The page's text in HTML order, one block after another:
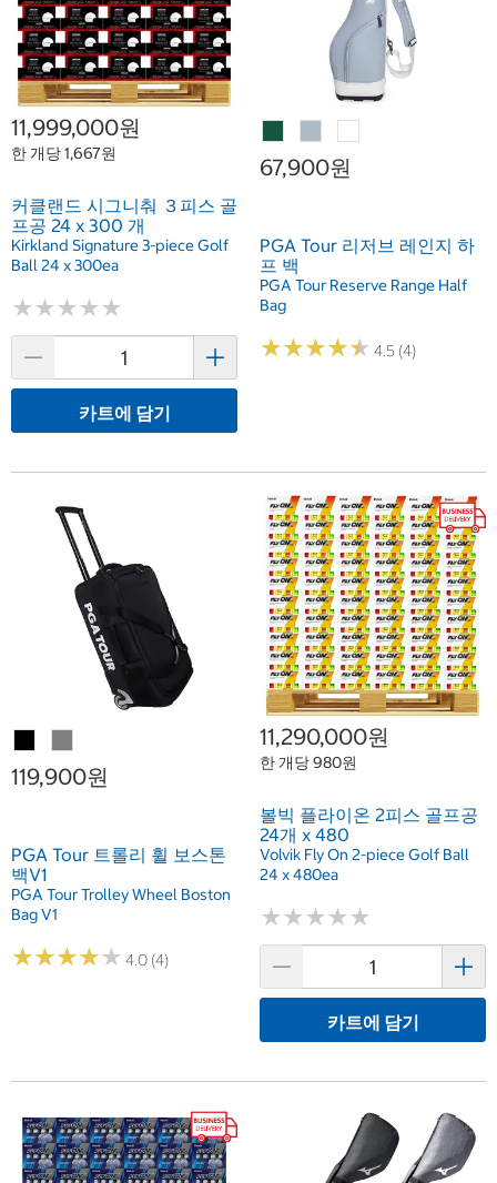
11,999,000원
한 개당 1,667원
커클랜드 시그니춰 ３피스 골
프공 24 x 300 개
Kirkland Signature 3-piece Golf
Ball 24 x 300ea
★★★★★
★★★★★
카트에 담기
67,900원
PGA Tour 리저브 레인지 하
프 백
PGA Tour Reserve Range Half
Bag
★★★★★
★★★★★ 4.5 (4)
119,900원
PGA Tour 트롤리 휠 보스톤
백V1
PGA Tour Trolley Wheel Boston
Bag V1
★★★★★
★★★★★ 4.0 (4)
11,290,000원
한 개당 980원
볼빅 플라이온 2피스 골프공
24개 x 480
Volvik Fly On 2-piece Golf Ball
24 x 480ea
★★★★★
★★★★★
카트에 담기